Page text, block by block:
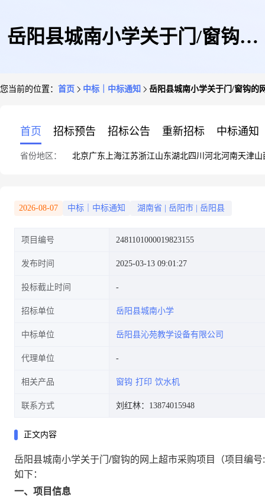
岳阳县城南小学关于门/窗钩的
您当前的位置： 首页 中标｜中标通知 岳阳县城南小学关于门/窗钩的
首页 招标预告 招标公告 重新招标 中标通知
省份地区： 北京广东 上海江苏浙江山东湖北四川 河北河南天津山
2026-08-07 中标｜中标通知 湖南省 岳阳市 岳阳县
项目编号 2481101000019823155
发布时间 2025-03-13 09:01:27
投标截止时间
招标单位 岳阳县城南小学
中标单位 岳阳县沁苑教学设备有限公司
代理单位
相关产品 窗钩 打印 饮水机
联系方式 刘红林：13874015948
正文内容
岳阳县城南小学关于门/窗钩的网上超市采购项目
（项目编号:
如下：
一、项目信息